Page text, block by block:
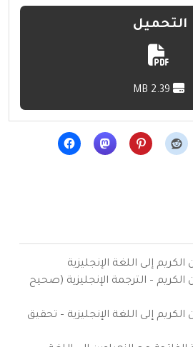
التحميل
إلى اللغة الإنجليزية
الكريم – الترجمة الإنجليزية (صحيح
إلى اللغة الإنجليزية – تحقيق